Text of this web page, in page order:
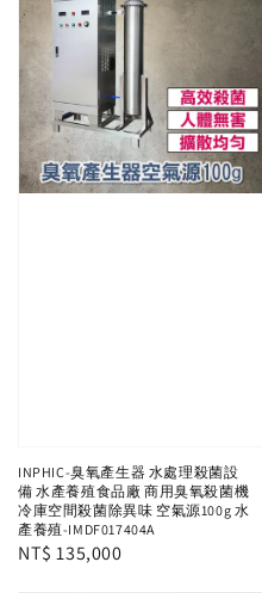
INPHIC-臭氧產生器 水處理殺菌設
備 水產養殖食品廠 商用臭氧殺菌機
冷庫空間殺菌除異味 空氣源100g 水
產養殖-IMDF017404A
Regular
NT$ 135,000